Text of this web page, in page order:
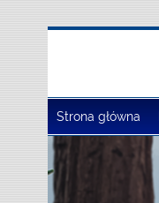
Strona główna